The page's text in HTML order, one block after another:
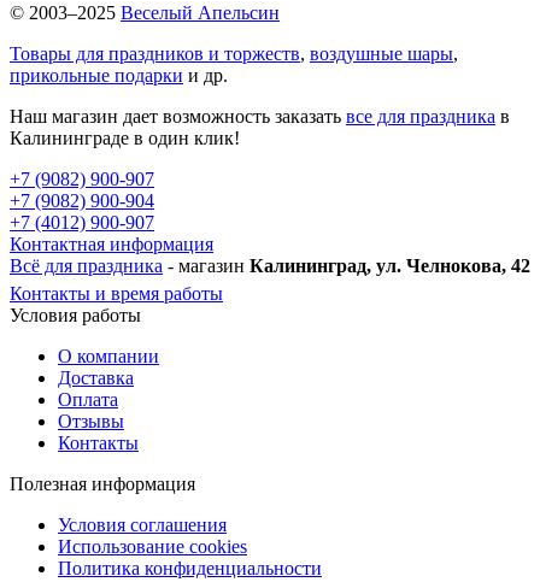
© 2003–2025 Веселый Апельсин
Товары для праздников и торжеств, воздушные шары,
прикольные подарки и др.
Наш магазин дает возможность заказать все для праздника в
Калининграде в один клик!
+7 (9082) 900-907
+7 (9082) 900-904
+7 (4012) 900-907
Контактная информация
Всё для праздника - магазин Калининград, ул. Челнокова, 42
Контакты и время работы
Условия работы
О компании
Доставка
Оплата
Отзывы
Контакты
Полезная информация
Условия соглашения
Использование cookies
Политика конфиденциальности